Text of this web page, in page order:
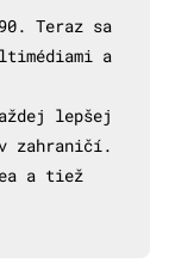
Teraz sa
a
lepšej
zahraničí.
a tiež